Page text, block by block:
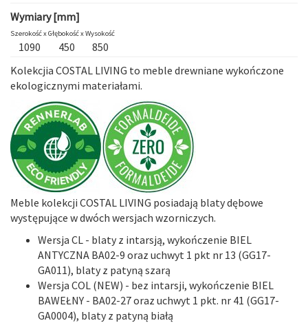
Wymiary [mm]
Szerokość xGłębokość xWysokość
1090 450
850
Kolekcjia COSTAL LIVING to meble drewniane wykończone
ekologicznymi materiałami.
Meble kolekcji COSTAL LIVING posiadają blaty dębowe
występujące w dwóch wersjach wzorniczych.
Wersja CL - blaty z intarsją, wykończenie BIEL
ANTYCZNA BA02-9 oraz uchwyt 1 pkt nr 13 (GG17-
GA011), blaty z patyną szarą
Wersja COL (NEW) - bez intarsji, wykończenie BIEL
BAWEŁNY - BA02-27 oraz uchwyt 1 pkt. nr 41 (GG17-
GA0004), blaty z patyną białą